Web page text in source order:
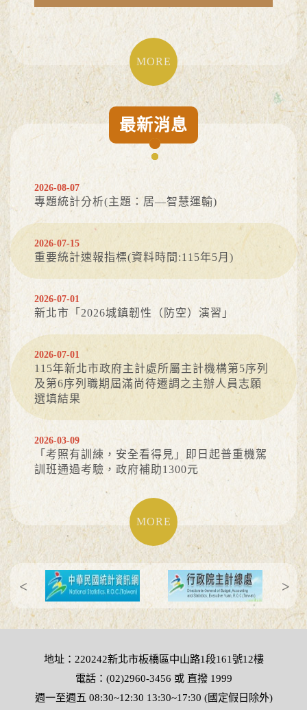
MORE
最新消息
2026-08-07
專題統計分析(主題：居—智慧運輸)
2026-07-15
重要統計速報指標(資料時間:115年5月)
2026-07-01
新北市「2026城鎮韌性（防空）演習」
2026-07-01
115年新北市政府主計處所屬主計機構第5序列
及第6序列職期屆滿尚待遷調之主辦人員志願
選填結果
2026-03-09
「考照有訓練，安全看得見」即日起普重機駕
訓班通過考驗，政府補助1300元
MORE
前一張 下一張
地址：220242新北市板橋區中山路1段161號12樓
電話：(02)2960-3456 或 直撥 1999
週一至週五 08:30~12:30 13:30~17:30 (國定假日除外)